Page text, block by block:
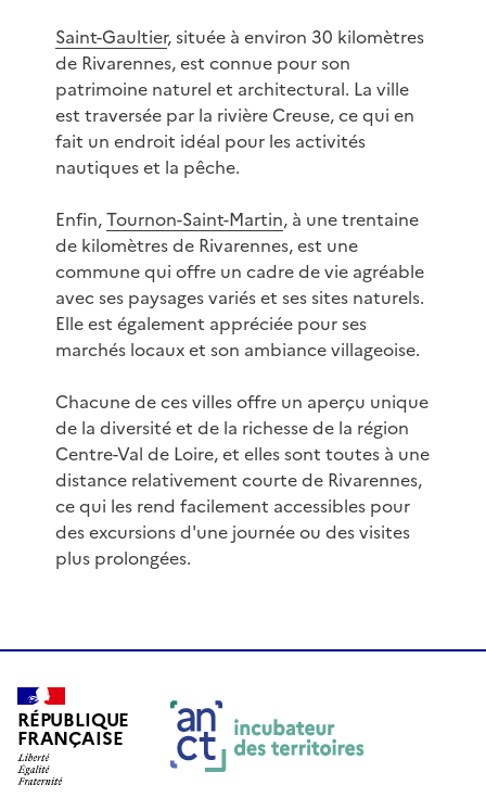
Saint-Gaultier, située à environ 30 kilomètres
de Rivarennes, est connue pour son
patrimoine naturel et architectural. La ville
est traversée par la rivière Creuse, ce qui en
fait un endroit idéal pour les activités
nautiques et la pêche.
Enfin,Tournon-Saint-Martin, à une trentaine
de kilomètres de Rivarennes, est une
commune qui offre un cadre de vie agréable
avec ses paysages variés et ses sites naturels.
Elle est également appréciée pour ses
marchés locaux et son ambiance villageoise.
Chacune de ces villes offre un aperçu unique
de la diversité et de la richesse de la région
Centre-Val de Loire, et elles sont toutes à une
distance relativement courte de Rivarennes,
ce qui les rend facilement accessibles pour
des excursions d'une journée ou des visites
plus prolongées.
RÉPUBLIQUE
FRANÇAISE